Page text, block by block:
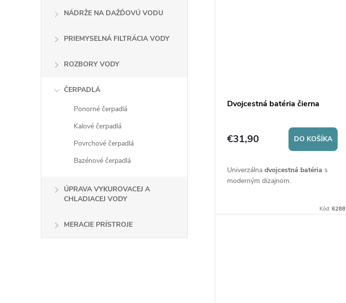
NÁDRŽE NA DAŽĎOVÚ VODU
PRIEMYSELNÁ FILTRÁCIA VODY
ROZBORY VODY
ČERPADLÁ
Ponorné čerpadlá
Kalové čerpadlá
Povrchové čerpadlá
Bazénové čerpadlá
ÚPRAVA VYKUROVACEJ A
CHLADIACEJ VODY
MERACIE PRÍSTROJE
Dvojcestná batéria čierna
€31,90 DO KOŠÍKA
Univerzálna dvojcestná batéria s
moderným dizajnom.
Kód:6288